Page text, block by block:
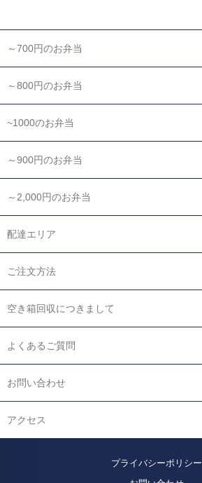
～700円のお弁当
～800円のお弁当
~1000のお弁当
～900円のお弁当
～2,000円のお弁当
配達エリア
ご注文方法
空き箱回収につきまして
よくあるご質問
お問い合わせ
アクセス
プライバシーポリシー